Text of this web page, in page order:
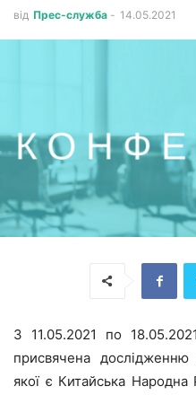
від Прес-служба - 14.05.2021
З 11.05.2021 по
присвячена дослідженню
якої є Китайська